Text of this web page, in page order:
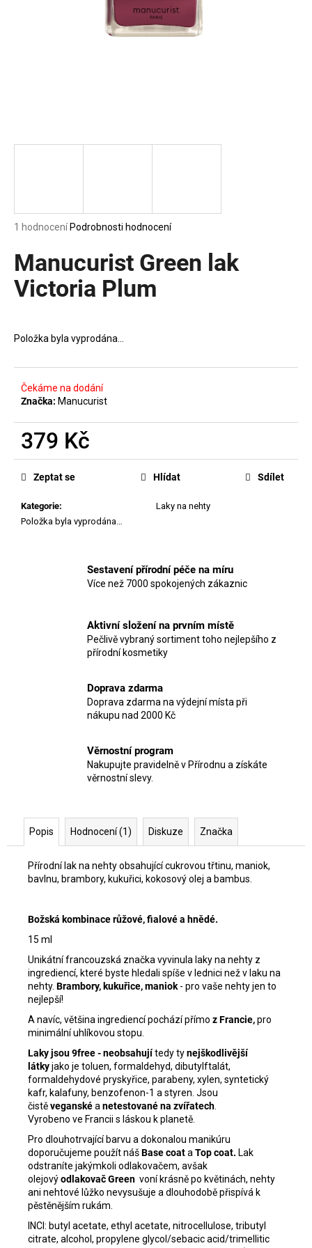
Průměrné
produktu
je
5,0
z
1 hodnocení Podrobnosti hodnocení
Manucurist Green lak
Victoria Plum
Položka byla vyprodána…
Čekáme na dodání
Značka: Manucurist
379 Kč
Měrná
cena:
Kategorie:
Laky na nehty
Položka byla vyprodána…
Zeptat se Hlídat Sdílet
Sestavení přírodní péče na míru
Více než 7000 spokojených zákaznic
Aktivní složení na prvním místě
Pečlivě vybraný sortiment toho nejlepšího z
přírodní kosmetiky
Doprava zdarma
Doprava zdarma na výdejní místa při
nákupu nad 2000 Kč
Věrnostní program
Nakupujte pravidelně v Přírodnu a získáte
věrnostní slevy.
Popis Hodnocení (1) Diskuze Značka
Přírodní lak na nehty obsahující cukrovou třtinu, maniok,
bavlnu, brambory, kukuřici, kokosový olej a bambus.
Božská kombinace růžové, fialové a hnědé.
15 ml
Unikátní francouzská značka vyvinula laky na nehty z
ingrediencí, které byste hledali spíše v lednici než v laku na
nehty. Brambory, kukuřice, maniok - pro vaše nehty jen to
nejlepší!
A navíc, většina ingrediencí pochází přímo z Francie,pro
minimální uhlíkovou stopu.
Laky jsou 9free - neobsahujítedy tynejškodlivější
látkyjako je toluen, formaldehyd, dibutylftalát,
formaldehydové pryskyřice, parabeny, xylen, syntetický
kafr, kalafuny, benzofenon-1 a styren. Jsou
čistěveganskéanetestované na zvířatech.
Vyrobeno ve Francii s láskou k planetě.
Pro dlouhotrvající barvu a dokonalou manikúru
doporučujeme použít nášBase coataTop coat. Lak
odstraníte jakýmkoli odlakovačem, avšak
olejovýodlakovač Green voní krásně po květinách, nehty
ani nehtové lůžko nevysušuje a dlouhodobě přispívá k
pěstěnějším rukám.
INCI: butyl acetate, ethyl acetate, nitrocellulose, tributyl
citrate, alcohol, propylene glycol/sebacic acid/trimellitic
D
p
o
r
u
j
e
MANUCURIST
GEL
COAT
Kč